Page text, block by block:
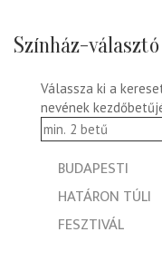
Színház-választó
Válassza ki a
nevének
BUDAPESTI
HATÁRON TÚLI
FESZTIVÁL